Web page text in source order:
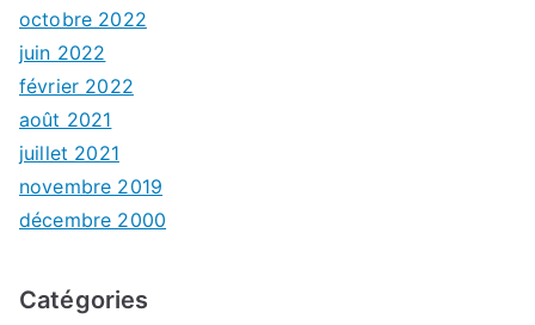
octobre 2022
juin 2022
février 2022
août 2021
juillet 2021
novembre 2019
décembre 2000
Catégories